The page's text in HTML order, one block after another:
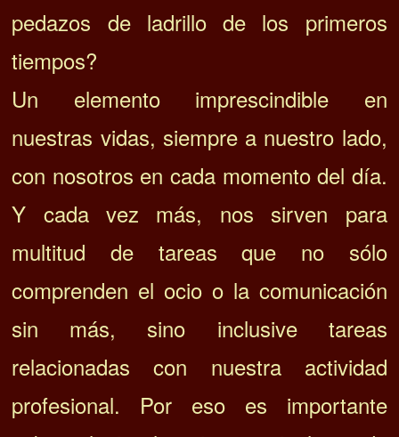
pedazos de ladrillo de los primeros
tiempos?
Un elemento imprescindible en
nuestras vidas, siempre a nuestro lado,
con nosotros en cada momento del día.
Y cada vez más, nos sirven para
multitud de tareas que no sólo
comprenden el ocio o la comunicación
sin más, sino inclusive tareas
relacionadas con nuestra actividad
profesional. Por eso es importante